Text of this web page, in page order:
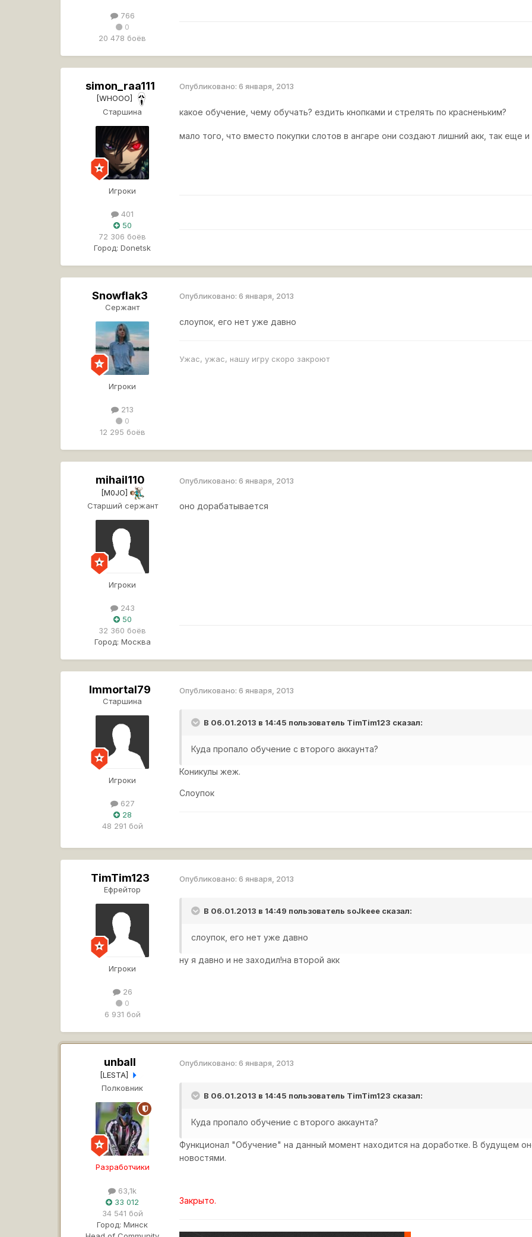
766
0
20 478 боёв
simon_raa111
[WHOOO]
Старшина
Игроки
401
50
72 306 боёв
Город: Donetsk
Опубликовано:6 января, 2013
какое обучение, чему обучать? ездить кнопками и стрелять по красненьким?
мало того, что вместо покупки слотов в ангаре они создают лишний акк, так
Snowflak3
Сержант
Игроки
213
0
12 295 боёв
Опубликовано:6 января, 2013
слоупок, его нет уже давно
Ужас, ужас, нашу игру скоро закроют
mihail110
[M0JO]
Старший сержант
Игроки
243
50
32 360 боёв
Город: Москва
Опубликовано:6 января, 2013
оно дорабатывается
Immortal79
Старшина
Игроки
627
28
48 291 бой
Опубликовано:6 января, 2013
В 06.01.2013 в 14:45 пользователь TimTim123 сказал:
Куда пропало обучение с второго аккаунта?
Коникулы жеж.
Слоупок
TimTim123
Ефрейтор
Игроки
26
0
6 931 бой
Опубликовано:6 января, 2013
В 06.01.2013 в 14:49 пользователь soJkeee сказал:
слоупок, его нет уже давно
ну я давно и не заходил!на второй акк
unball
[LESTA]
Полковник
Разработчики
63,1k
33 012
34 541 бой
Город: Минск
Опубликовано:6 января, 2013
В 06.01.2013 в 14:45 пользователь TimTim123 сказал:
Куда пропало обучение с второго аккаунта?
Функционал "Обучение" на данный момент находится на доработке. В будущем
новостями.
Закрыто.